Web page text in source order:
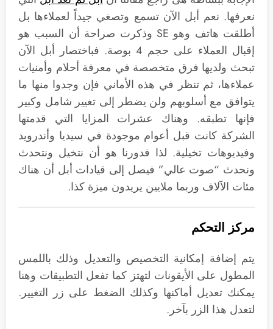
نعرفها. نعم أبل الآن تسمع وتصغي جيداً لعملاءها بل
أطلقت هاتف وهو SE وذكرت صراحة أن السبب هو
إقبال العملاء على حجم 4 بوصة. فباختصار أبل الآن
تبحث ولديها فرق متخصصة في معرفة أحلام وأمنيات
عملاءها، ثم تنظر في هذه الأماني فإن وجدوا منها ما
يتوافق مع أسلوبهم ولن يضطر إلى تغيير شامل وكبير
فإنها تطبقه. وهناك عشرات المزايا التي قدمتها
الشركة كانت قبل أعوام موجودة في سيديا وأندرويد
وفيديوهات تخيلية. لذا فدورنا هو أن نتخيل ونتحدث
ونحدث “صوت عالي” فيصل إلى قيادات أبل أن هناك
مئات الآلاف وربما ملايين يريدون ميزة كذا.
مركز التحكم
يتم إضافة إمكانية التخصيص والتعديل وذلك باللمس
المطول على الأيقونات لتهتز كما تفعل التطبيقات وهنا
يمكنك تعديل أماكنها وكذلك الضغط على زر التغيير.
لتعدل هذا الزر بآخر.